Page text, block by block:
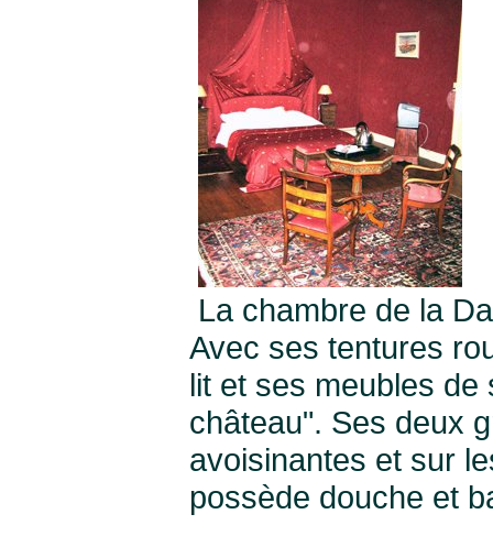
La chambre de la
Avec ses tentures
lit et ses meubles
château". Ses deux
avoisinantes et sur
possède douche et